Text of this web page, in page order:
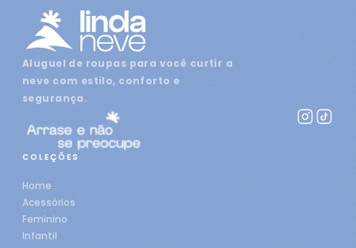
Aluguel de roupas para você curtir a
neve com estilo, conforto e
segurança.
COLEÇÕES
Home
Acessórios
Feminino
Infantil